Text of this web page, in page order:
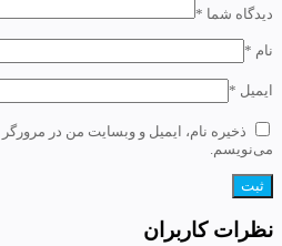
دیدگاه شما *
نام *
ایمیل *
ذخیره نام، ایمیل و وبسایت من در
می‌نویسم.
نظرات کاربران